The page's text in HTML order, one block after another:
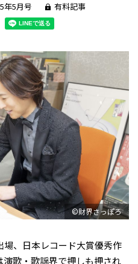
年5月号 有料記事
©財界さっぽろ
、日本レコード大賞優秀作
演歌・歌謡界で押しも押され